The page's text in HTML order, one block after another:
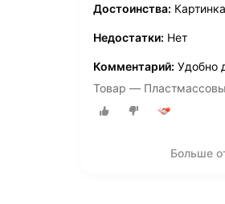
Достоинства: Картинка
Недостатки: Нет
Комментарий: Удобно
Товар —
Больше